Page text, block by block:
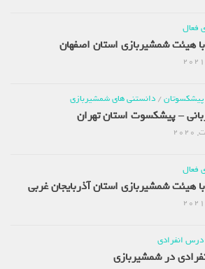
هیئت شمشیربازی استان اصفهان
/دانستنی های شمشیربازی
– پیشکسوت استان تهران
هیئت شمشیربازی استان آذربایجان غربی
انفرادی
در شمشیربازی